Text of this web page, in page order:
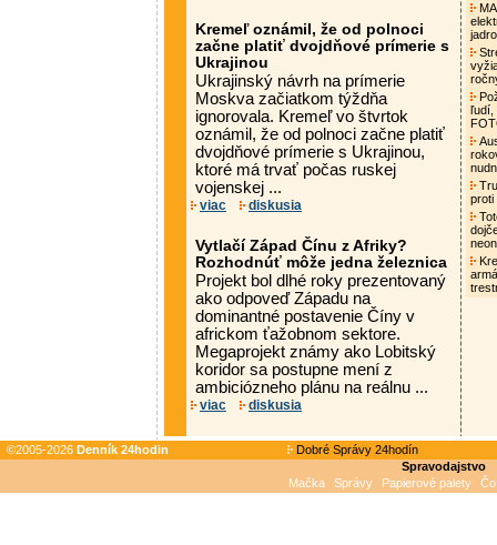
Kremeľ oznámil, že od polnoci
začne platiť dvojdňové prímerie s
Ukrajinou
Ukrajinský návrh na prímerie
Moskva začiatkom týždňa
ignorovala. Kremeľ vo štvrtok
oznámil, že od polnoci začne platiť
dvojdňové prímerie s Ukrajinou,
ktoré má trvať počas ruskej
vojenskej ...
viac diskusia
Vytlačí Západ Čínu z Afriky?
Rozhodnúť môže jedna železnica
Projekt bol dlhé roky prezentovaný
ako odpoveď Západu na
dominantné postavenie Číny v
africkom ťažobnom sektore.
Megaprojekt známy ako Lobitský
koridor sa postupne mení z
ambiciózneho plánu na reálnu ...
viac diskusia
ľudí,
proti
©2005-2026 Denník 24hodin
Dobré Správy 24hodín
Spravodajstvo
Mačka
Správy Papierové palety